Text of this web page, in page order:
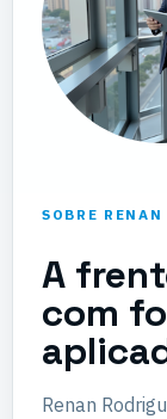
SOBRE
A
com
Renan